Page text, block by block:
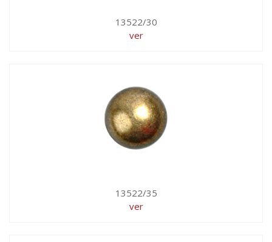
13522/30
ver
13522/35
ver